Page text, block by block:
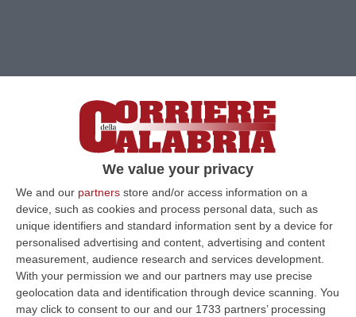
We value your privacy
We and our partners store and/or access information on a
device, such as cookies and process personal data, such as
unique identifiers and standard information sent by a device for
personalised advertising and content, advertising and content
measurement, audience research and services development.
With your permission we and our partners may use precise
geolocation data and identification through device scanning. You
may click to consent to our and our 1733 partners’ processing
Clicca e segui “Corriere della Calabria” su Google News
FIRENZEUna storia drammatica e
struggente. Una mamma di Firenze quando
ha compreso che il tumore avrebbe vito ha
deciso di lasciare a suo figlio Tommaso di
circa 3 anni, un libro per suoi futuri
compleanni. A raccontare la storia di Laura